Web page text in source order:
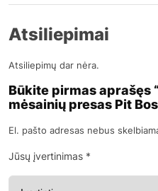
Atsiliepimai
Atsiliepimų dar nėra.
Būkite pirmas aprašęs
mėsainių presas Pit
El. pašto adresas nebus
Jūsų įvertinimas *